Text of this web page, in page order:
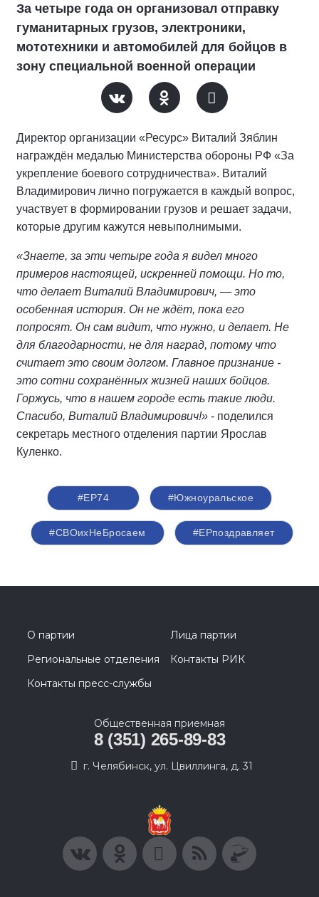
За четыре года он организовал отправку
гуманитарных грузов, электроники,
мототехники и автомобилей для бойцов в
зону специальной военной операции
Директор организации «Ресурс» Виталий Зяблин
награждён медалью Министерства обороны РФ «За
укрепление боевого сотрудничества». Виталий
Владимирович лично погружается в каждый вопрос,
участвует в формировании грузов и решает задачи,
которые другим кажутся невыполнимыми.
«Знаете, за эти четыре года я видел много
примеров настоящей, искренней помощи. Но то,
что делает Виталий Владимирович, — это
особенная история. Он не ждёт, пока его
попросят. Он сам видит, что нужно, и делает. Не
для благодарности, не для наград, потому что
считает это своим долгом. Главное признание -
это сотни сохранённых жизней наших бойцов.
Горжусь, что в нашем городе есть такие люди.
Спасибо, Виталий Владимирович!» - поделился
секретарь местного отделения партии Ярослав
Куленко.
#ЕР74 #Южноуральское
#СВОихНеБросаем #ЕРпоздравляет
О партии
Лица партии
Региональные отделения
Контакты РИК
Контакты пресс-службы
Общественная приемная
8 (351) 265-89-83
г. Челябинск, ул. Цвиллинга, д. 31